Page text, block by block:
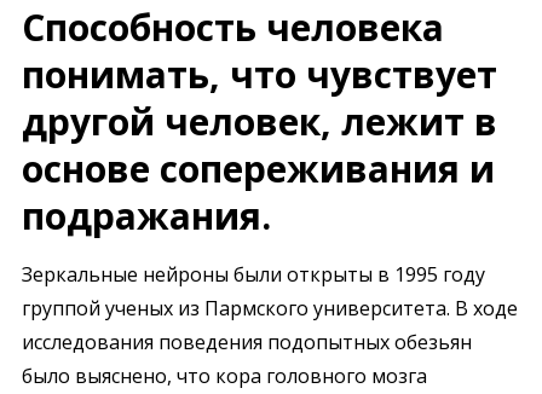
Способность человека
понимать, что чувствует
другой человек, лежит в
основе сопереживания и
подражания.
Зеркальные нейроны были открыты в 1995 году
группой ученых из Пармского университета. В ходе
исследования поведения подопытных обезьян
было выяснено, что кора головного мозга